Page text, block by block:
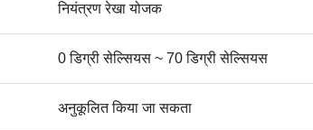
नियंत्रण रेखा योजक
0 डिग्री सेल्सियस ~ 70 डिग्री सेल्सियस
अनुकूलित किया जा सकता